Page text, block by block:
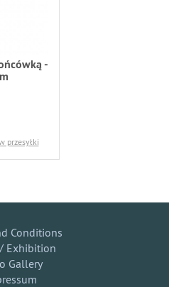
-
przesyłki
Conditions
Exhibition
Gallery